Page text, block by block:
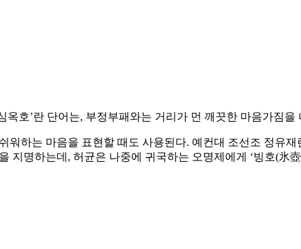
옥호’란 단어는, 부정부패와는 거리가 먼 깨끗한 마음가짐
워하는 마음을 표현할 때도 사용된다. 예컨대 조선조 정유
지명하는데, 허균은 나중에 귀국하는 오명제에게 ‘빙호(氷